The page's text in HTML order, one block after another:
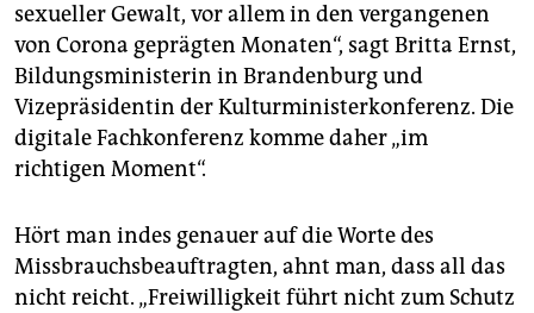
sexueller Gewalt, vor allem in den vergangenen
von Corona geprägten Monaten“, sagt Britta Ernst,
Bildungsministerin in Brandenburg und
Vizepräsidentin der Kulturministerkonferenz. Die
digitale Fachkonferenz komme daher „im
richtigen Moment“.
Hört man indes genauer auf die Worte des
Missbrauchsbeauftragten, ahnt man, dass all das
nicht reicht. „Freiwilligkeit führt nicht zum Schutz